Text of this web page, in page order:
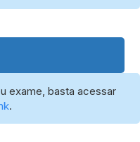
exame, basta acessar
.